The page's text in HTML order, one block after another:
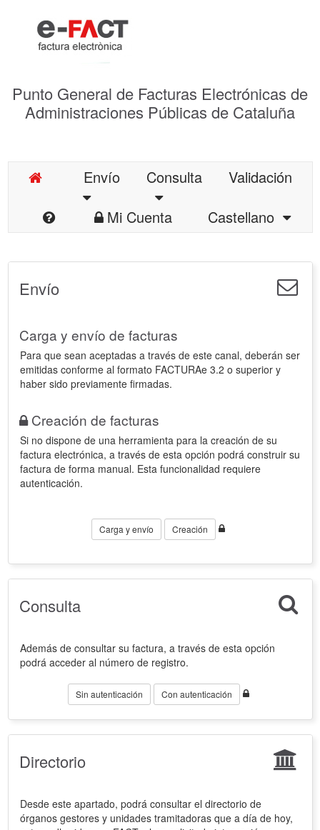
Punto General de Facturas Electrónicas de
Administraciones Públicas de Cataluña
Envío Consulta
Validación
Mi Cuenta
Castellano
Envío
Carga y envío de facturas
Para que sean aceptadas a través de este canal, deberán ser
emitidas conforme al formato FACTURAe 3.2 o superior y
haber sido previamente firmadas.
Creación de facturas
Si no dispone de una herramienta para la creación de su
factura electrónica, a través de esta opción podrá construir su
factura de forma manual. Esta funcionalidad requiere
autenticación.
Carga y envío Creación
Consulta
Además de consultar su factura, a través de esta opción
podrá acceder al número de registro.
Sin autenticación Con autenticación
Directorio
Desde este apartado, podrá consultar el directorio de
órganos gestores y unidades tramitadoras que a día de hoy,